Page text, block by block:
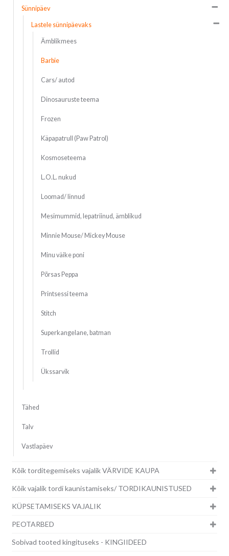
Sünnipäev
Lastele sünnipäevaks
Ämblikmees
Barbie
Cars/ autod
Dinosauruste teema
Frozen
Käpapatrull (Paw Patrol)
Kosmoseteema
L.O.L. nukud
Loomad/ linnud
Mesimummid, lepatriinud, ämblikud
Minnie Mouse/ Mickey Mouse
Minu väike poni
Põrsas Peppa
Printsessi teema
Stitch
Superkangelane, batman
Trollid
Ükssarvik
Tähed
Talv
Vastlapäev
Kõik torditegemiseks vajalik VÄRVIDE KAUPA
Kõik vajalik tordi kaunistamiseks/ TORDIKAUNISTUSED
KÜPSETAMISEKS VAJALIK
PEOTARBED
Sobivad tooted kingituseks - KINGIIDEED